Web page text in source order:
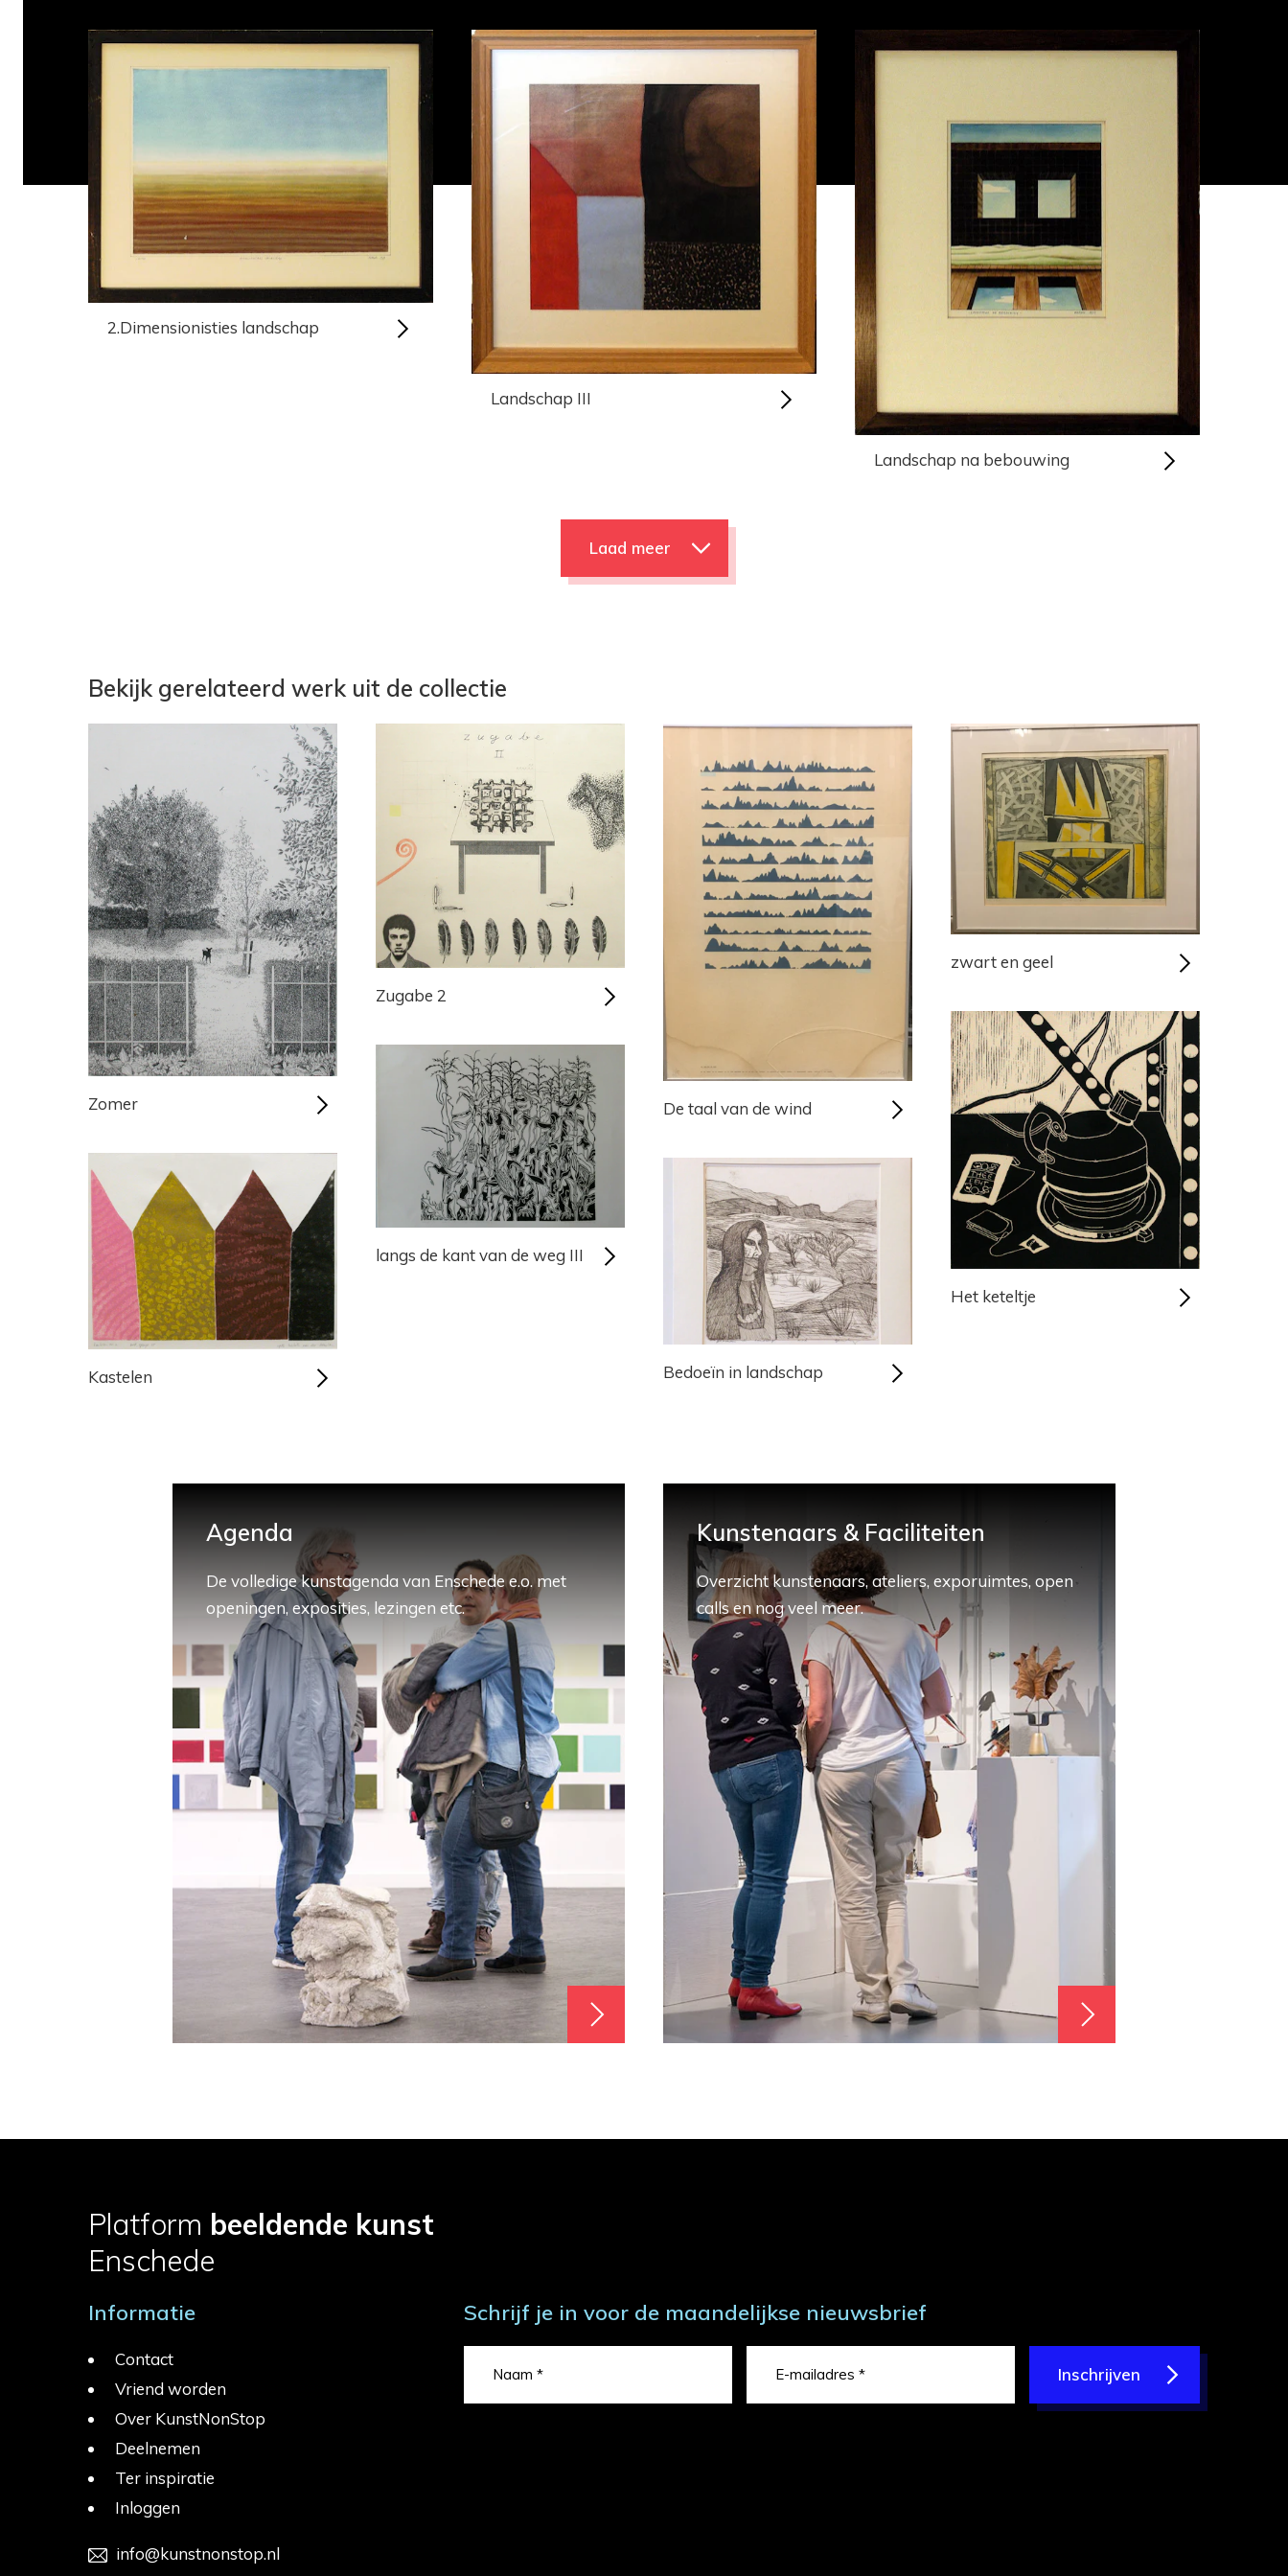
2.Dimensionisties landschap
Landschap III
Landschap na bebouwing
Laad meer
Bekijk gerelateerd werk uit de collectie
Zomer
Zugabe 2
De taal van de wind
zwart en geel
Kastelen
langs de kant van de weg III
Bedoeïn in landschap
Het keteltje
Agenda
De volledige kunstagenda van Enschede e.o. met
openingen, exposities, lezingen etc.
Kunstenaars & Faciliteiten
Overzicht kunstenaars, ateliers, exporuimtes, open
calls en nog veel meer.
Platform beeldende kunst
Enschede
Informatie
Contact
Vriend worden
Over KunstNonStop
Deelnemen
Ter inspiratie
Inloggen
info@kunstnonstop.nl
Schrijf je in voor de maandelijkse nieuwsbrief
Inschrijven